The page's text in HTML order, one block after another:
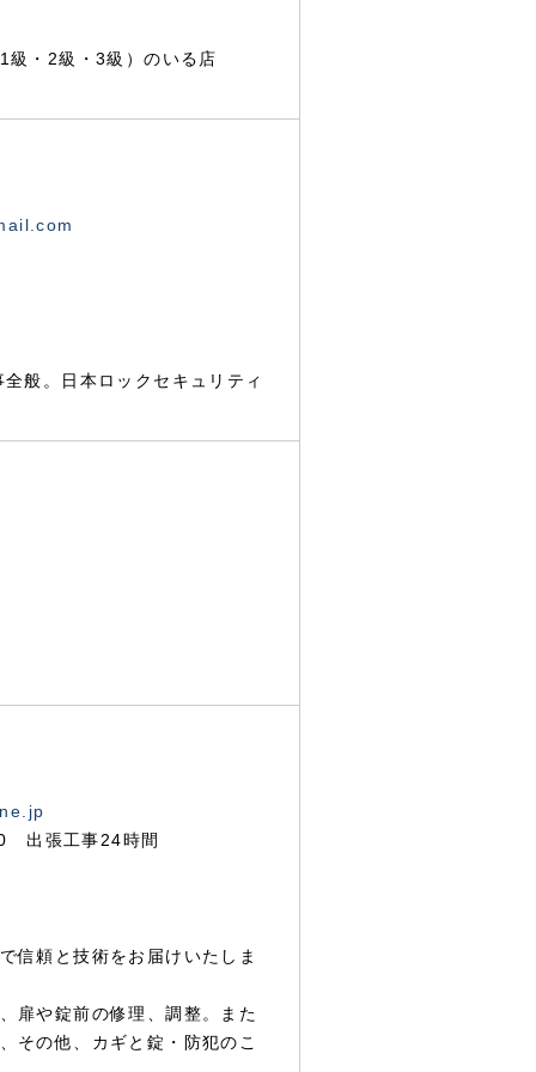
・2級・3級）のいる店
般。日本ロックセキュリティ
出張工事24時間
信頼と技術をお届けいたしま
扉や錠前の修理、調整。また
その他、カギと錠・防犯のこ